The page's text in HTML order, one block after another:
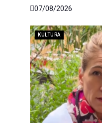
07/08/2026
KULTURA